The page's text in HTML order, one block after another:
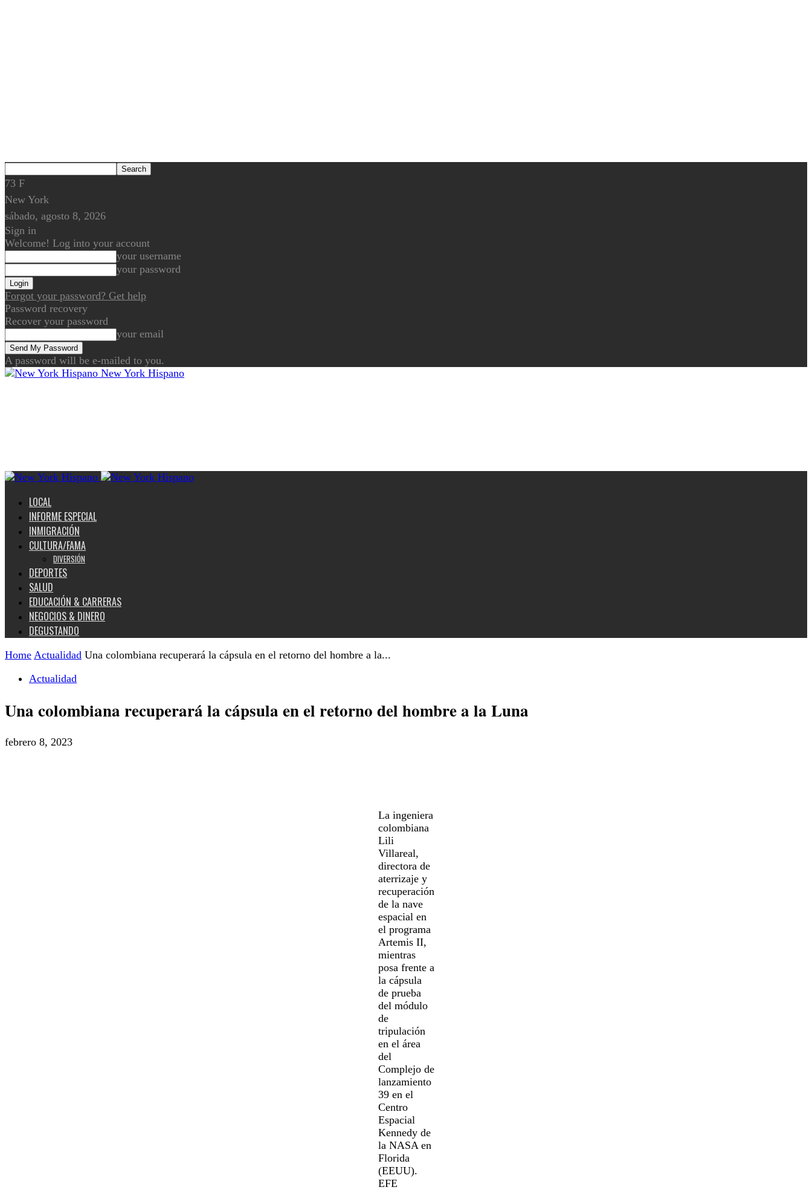
73 F
New York
sábado, agosto 8, 2026
Sign in
Welcome! Log into your account
your username
your password
Forgot your password? Get help
Password recovery
Recover your password
your email
A password will be e-mailed to you.
New York Hispano
LOCAL
INFORME ESPECIAL
INMIGRACIÓN
CULTURA/FAMA
DIVERSIÓN
DEPORTES
SALUD
EDUCACIÓN & CARRERAS
NEGOCIOS & DINERO
DEGUSTANDO
Home Actualidad Una colombiana recuperará la cápsula en el retorno del hombre a la...
Actualidad
Una colombiana recuperará la cápsula en el retorno del hombre a la Luna
febrero 8, 2023
La ingeniera
colombiana
Lili
Villareal,
directora de
aterrizaje y
recuperación
de la nave
espacial en
el programa
Artemis II,
mientras
posa frente a
la cápsula
de prueba
del módulo
de
tripulación
en el área
del
Complejo de
lanzamiento
39 en el
Centro
Espacial
Kennedy de
la NASA en
Florida
(EEUU).
EFE